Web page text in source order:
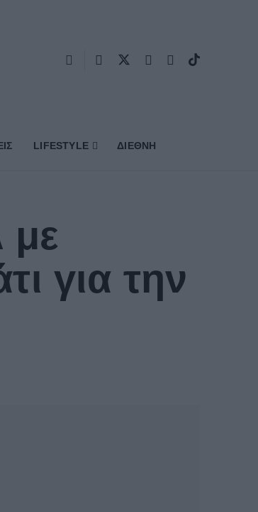
LIFESTYLE ΔΙΕΘΝΗ
με
για την